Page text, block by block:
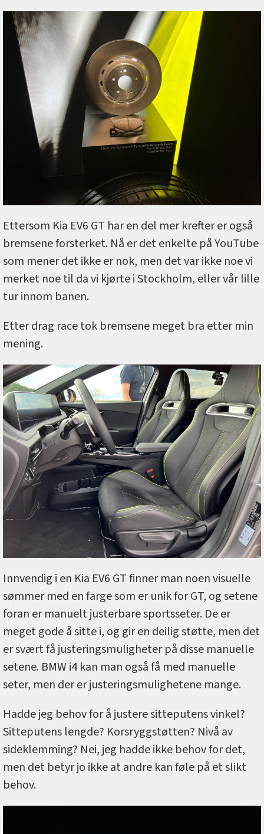
Ettersom Kia EV6 GT har en del mer krefter er også
bremsene forsterket. Nå er det enkelte på YouTube
som mener det ikke er nok, men det var ikke noe vi
merket noe til da vi kjørte i Stockholm, eller vår lille
tur innom banen.
Etter drag race tok bremsene meget bra etter min
mening.
Innvendig i en Kia EV6 GT finner man noen visuelle
sømmer med en farge som er unik for GT, og setene
foran er manuelt justerbare sportsseter. De er
meget gode å sitte i, og gir en deilig støtte, men det
er svært få justeringsmuligheter på disse manuelle
setene. BMW i4 kan man også få med manuelle
seter, men der er justeringsmulighetene mange.
Hadde jeg behov for å justere sitteputens vinkel?
Sitteputens lengde? Korsryggstøtten? Nivå av
sideklemming? Nei, jeg hadde ikke behov for det,
men det betyr jo ikke at andre kan føle på et slikt
behov.